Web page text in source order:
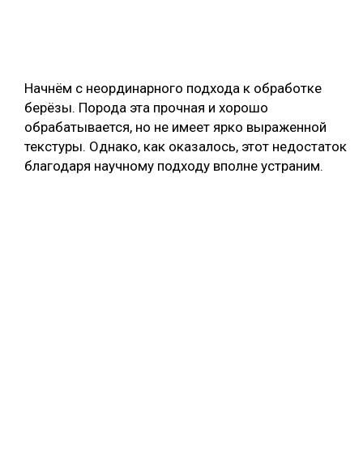
Начнём с неординарного подхода к обработке
берёзы. Порода эта прочная и хорошо
обрабатывается, но не имеет ярко выраженной
текстуры. Однако, как оказалось, этот недостаток
благодаря научному подходу вполне устраним.